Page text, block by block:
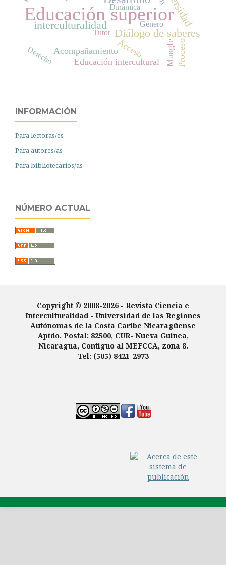
Educación superior
interculturalidad
Diálogo de saberes
Acceso Mangle
Acompañamiento
Educación intercultural
Proceso
Dinámica
Tutor
Género
Derecho
INFORMACIÓN
Para lectoras/es
Para autores/as
Para bibliotecarios/as
NÚMERO ACTUAL
Copyright © 2008-2026 - Revista Ciencia e
Interculturalidad - Universidad de las Regiones
Autónomas de la Costa Caribe Nicaragüense
Aptdo. Postal: 82500, CUR- Nueva Guinea,
Nicaragua, Contiguo al MEFCCA, zona 8.
Tel: (505) 8421-2973